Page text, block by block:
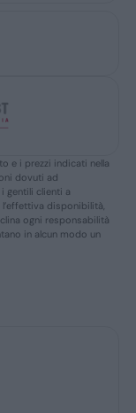
e i prezzi indicati nella
dovuti ad
gentili clienti a
disponibilità,
ogni responsabilità
in alcun modo un